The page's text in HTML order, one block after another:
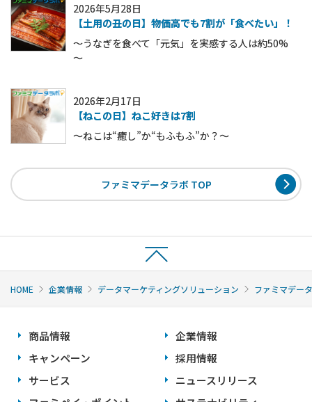
2026年5月28日
【土用の丑の日】物価高でも7割が「食べたい」！
～うなぎを食べて「元気」を実感する人は約50%
～
2026年2月17日
【ねこの日】ねこ好きは7割
～ねこは“癒し”か“もふもふ”か？～
ファミマデータラボ TOP
HOME 企業情報 データマーケティングソリューション ファミマデー
商品情報
キャンペーン
サービス
企業情報
採用情報
ニュースリリース